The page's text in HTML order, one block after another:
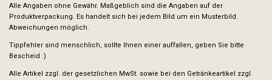
Alle Angaben ohne Gewähr. Maßgeblich sind die Angaben auf der
Produktverpackung. Es handelt sich bei jedem Bild um ein Musterbild.
Abweichungen möglich.
Tippfehler sind menschlich, sollte Ihnen einer auffallen, geben Sie bitte
Bescheid :)
Alle Artikel zzgl. der gesetzlichen MwSt. sowie bei den Getränkeartikel zzgl.